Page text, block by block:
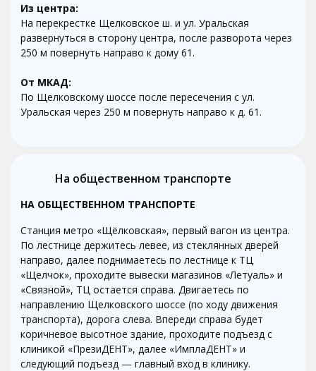
Из центра:
На перекрестке Щелковское ш. и ул. Уральская
развернуться в сторону центра, после разворота через
250 м повернуть направо к дому 61.
От МКАД:
По Щелковскому шоссе после пересечения с ул.
Уральская через 250 м повернуть направо к д. 61.
На общественном транспорте
НА ОБЩЕСТВЕННОМ ТРАНСПОРТЕ
Станция метро «Щёлковская», первый вагон из центра.
По лестнице держитесь левее, из стеклянных дверей
направо, далее поднимаетесь по лестнице к ТЦ
«Щелчок», проходите вывески магазинов «Летуаль» и
«Связной», ТЦ остается справа. Двигаетесь по
направлению Щелковского шоссе (по ходу движения
транспорта), дорога слева. Впереди справа будет
коричневое высотное здание, проходите подъезд с
клиникой «ПрезиДЕНТ», далее «ИмплаДЕНТ» и
следующий подъезд — главный вход в клинику.